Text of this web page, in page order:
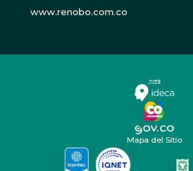
www.renobo.com.co
Mapa del Sitio